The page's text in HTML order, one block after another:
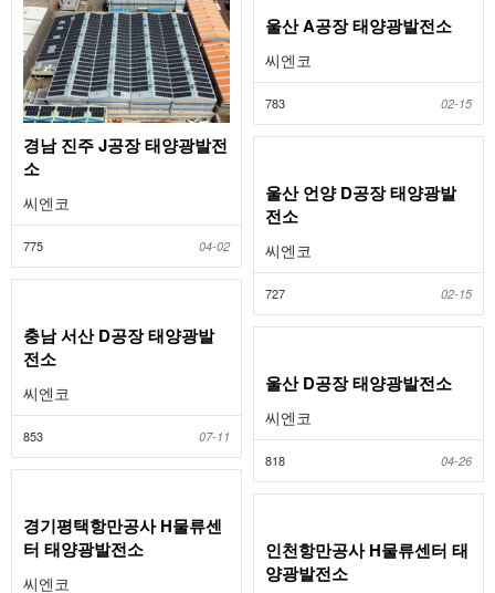
경남 진주 J공장 태양광발전
소
씨엔코
775 04-02
울산 A공장 태양광발전소
씨엔코
783 02-15
울산 언양 D공장 태양광발
전소
씨엔코
727 02-15
충남 서산 D공장 태양광발
전소
씨엔코
853 07-11
울산 D공장 태양광발전소
씨엔코
818 04-26
경기평택항만공사 H물류센
터 태양광발전소
씨엔코
인천항만공사 H물류센터 태
양광발전소